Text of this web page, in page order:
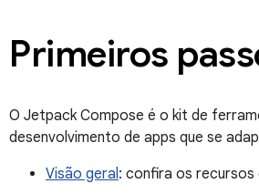
Primeiros
O Jetpack Compose é o kit de
desenvolvimento de apps que se
Visão geral: confira os recursos